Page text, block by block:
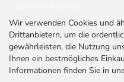
Wir verwenden Cookies und
Drittanbietern, um die
gewährleisten, die Nutzung
Ihnen ein bestmögliches
Informationen finden Sie in
Stellenangebote
Kontakt
Rabatt Codes